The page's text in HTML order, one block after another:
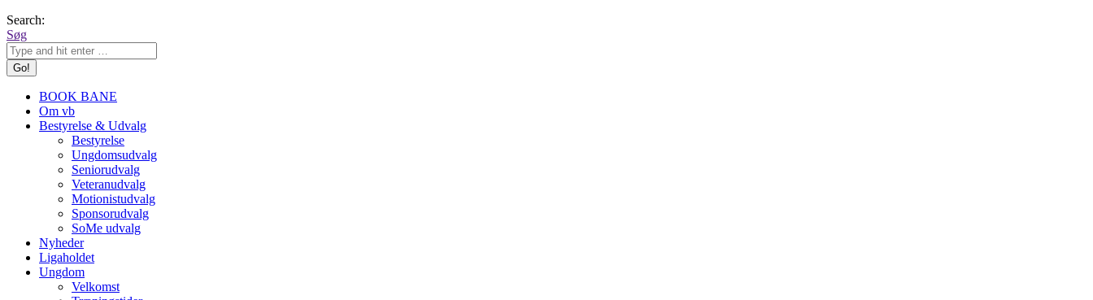
Search:
Søg
BOOK BANE
Om vb
Bestyrelse & Udvalg
Bestyrelse
Ungdomsudvalg
Seniorudvalg
Veteranudvalg
Motionistudvalg
Sponsorudvalg
SoMe udvalg
Nyheder
Ligaholdet
Ungdom
Velkomst